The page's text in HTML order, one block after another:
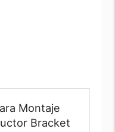
Montaje
Bracket